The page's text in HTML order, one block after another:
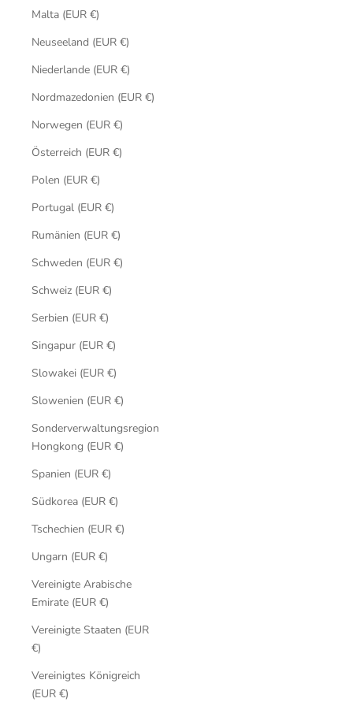
Malta (EUR €)
Neuseeland (EUR €)
Niederlande (EUR €)
Nordmazedonien (EUR €)
Norwegen (EUR €)
Österreich (EUR €)
Polen (EUR €)
Portugal (EUR €)
Rumänien (EUR €)
Schweden (EUR €)
Schweiz (EUR €)
Serbien (EUR €)
Singapur (EUR €)
Slowakei (EUR €)
Slowenien (EUR €)
Sonderverwaltungsregion
Hongkong (EUR €)
Spanien (EUR €)
Südkorea (EUR €)
Tschechien (EUR €)
Ungarn (EUR €)
Vereinigte Arabische
Emirate (EUR €)
Vereinigte Staaten (EUR
€)
Vereinigtes Königreich
(EUR €)